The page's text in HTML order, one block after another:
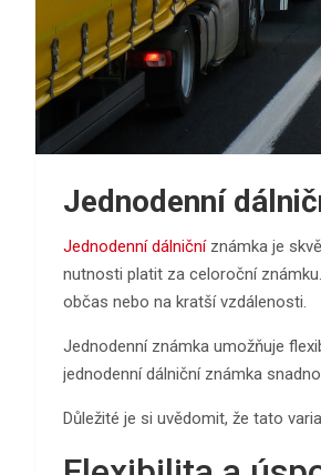
Jednodenní
Jednodenní dálničníznámka je
nutnosti platit za celoroční
občas nebo na kratší vzdálenosti.
Jednodenní známka umožňuje
jednodenní dálniční známka
Důležité je si uvědomit, že tato